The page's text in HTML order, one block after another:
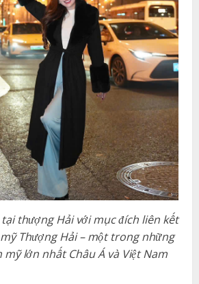
thượng Hải với mục đích liên kết
Thượng Hải – một trong những
mỹ lớn nhất Châu Á và Việt Nam